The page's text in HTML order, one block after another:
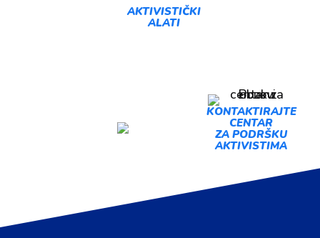
AKTIVISTIČKI
ALATI
AKCIJU
KONTAKTIRAJTE
CENTAR
ZA PODRŠKU
AKTIVISTIMA